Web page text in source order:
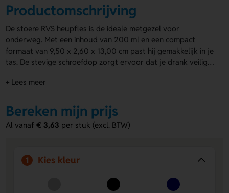
Productomschrijving
De stoere RVS heupfles is de ideale metgezel voor
onderweg. Met een inhoud van 200 ml en een compact
formaat van 9,50 x 2,60 x 13,00 cm past hij gemakkelijk in je
tas. De stevige schroefdop zorgt ervoor dat je drank veilig
kleuren zilver, blauw en zwart. Zit per stuk in een doosje
voor- en eventueel de achterzijde. Je kunt kiezen voor
bedrukking of gravering voor een stijlvolle afwerking. Een
uniek en praktisch geschenk voor elke gelegenheid. Maak
+ Lees meer
Bereken mijn prijs
Al vanaf€ 3,63 per stuk (excl. BTW)
1 Kies kleur